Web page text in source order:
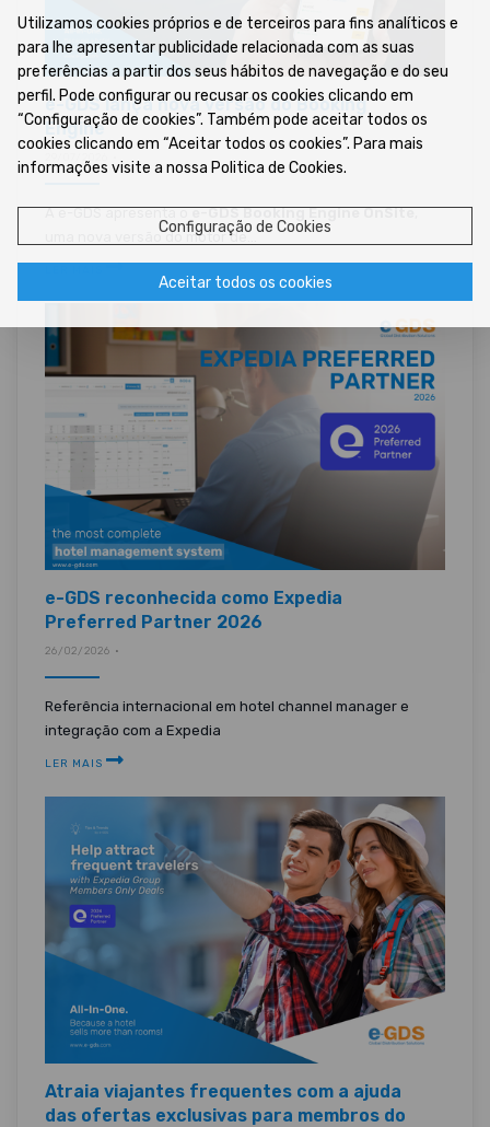
e-GDS lança nova versão do Booking
Engine
A e-GDS apresenta oe-GDS Booking Engine OnSite,
uma nova versão do motor de...
e-GDS reconhecida como Expedia
Preferred Partner 2026
26/02/2026 •
Referência internacional em hotel channel manager e
integração com a Expedia
LER MAIS
Atraia viajantes frequentes com a ajuda
das ofertas exclusivas para membros do
Utilizamos cookies próprios e de terceiros para fins analíticos e
para lhe apresentar publicidade relacionada com as suas
preferências a partir dos seus hábitos de navegação e do seu
perfil. Pode configurar ou recusar os cookies clicando em
“Configuração de cookies”. Também pode aceitar todos os
cookies clicando em “Aceitar todos os cookies”. Para mais
informações visite a nossa Politica de Cookies.
Configuração de Cookies
Aceitar todos os cookies